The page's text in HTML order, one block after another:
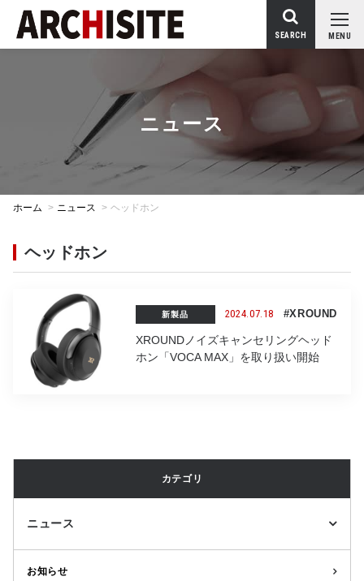
MENU
SEARCH
ニュース
ホーム > ニュース > ヘッドホン
ヘッドホン
新製品 2024.07.18 #XROUND
XROUNDノイズキャンセリングヘッド
ホン「VOCA MAX」を取り扱い開始
カテゴリ
ニュース
お知らせ